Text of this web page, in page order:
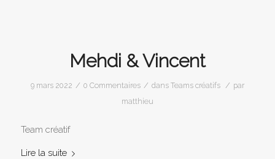
Mehdi & Vincent
9 mars 2022 / 0 Commentaires / dans Teams créatifs / par
matthieu
Team créatif
Lire la suite